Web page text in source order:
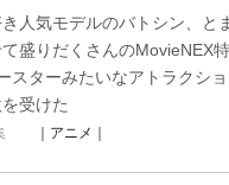
人気モデルのバトシン、と
盛りだくさんのMovieNEX
スターみたいなアトラクシ
受けた
｜アニメ｜